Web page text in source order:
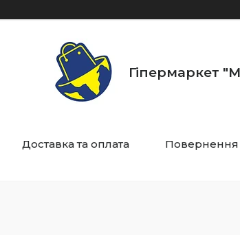
Гіпермаркет
Доставка та оплата Повернення